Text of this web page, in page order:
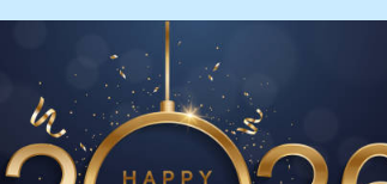
Praktijknieuws
Bereikbaarheid tijdens de
feestdagen